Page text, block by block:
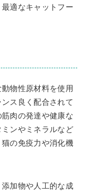
適なキャットフー
物性原材料を使用
ス良く配合されて
肉の発達や健康な
ンやミネラルなど
の免疫力や消化機
加物や人工的な成